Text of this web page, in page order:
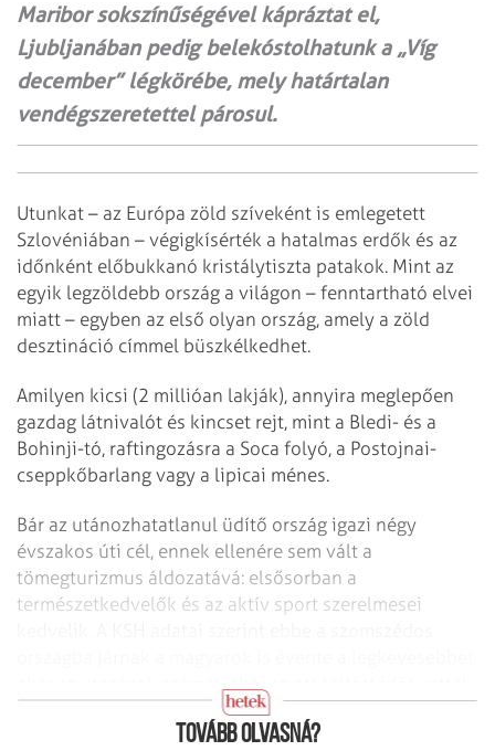
Maribor sokszínűségével kápráztat el,
Ljubljanában pedig belekóstolhatunk a „Víg
december” légkörébe, mely határtalan
vendégszeretettel párosul.
Utunkat – az Európa zöld szíveként is emlegetett
Szlovéniában – végigkí­sérték a hatalmas erdők és az
időnként előbukkanó kristálytiszta patakok. Mint az
egyik legzöldebb ország a világon – fenntartható elvei
miatt – egyben az első olyan ország, amely a zöld
desztináció címmel büszkélkedhet.
Amilyen kicsi (2 millióan lakják), annyira meglepően
gazdag látnivalót és kincset rejt, mint a Bledi- és a
Bohinji-tó, raftingozásra a Soca folyó, a Postojnai-
cseppkőbarlang vagy a lipicai ménes.
Bár az utánozhatatlanul üdítő ország igazi négy
évszakos úti cél, ennek ellenére sem vált a
tömegturizmus áldozatává: elsősorban a
természetkedvelők és az aktív sport szerelmesei
Tovább olvasná?